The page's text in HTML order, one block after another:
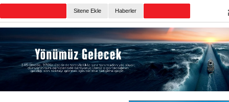
Sitene Ekle Haberler